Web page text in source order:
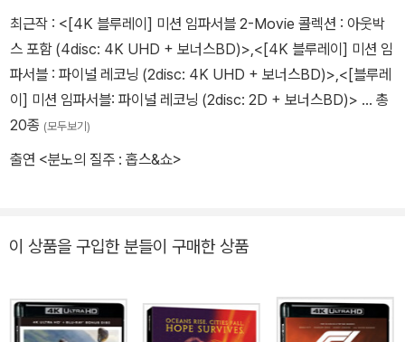
최근작 : <[4K 블루레이] 미션 임파서블 2-Movie 콜렉션 : 아웃박
스 포함 (4disc: 4K UHD + 보너스BD)>,<[4K 블루레이] 미션 임
파서블 : 파이널 레코닝 (2disc: 4K UHD + 보너스BD)>,<[블루레
이] 미션 임파서블: 파이널 레코닝 (2disc: 2D + 보너스BD)> … 총
20종 (모두보기)
출연 <분노의 질주 : 홉스&쇼>
이 상품을 구입한 분들이 구매한 상품